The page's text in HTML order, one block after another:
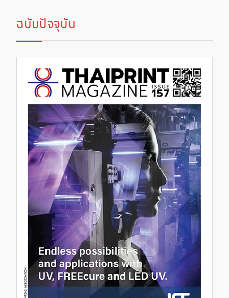
ฉบับปัจจุบัน